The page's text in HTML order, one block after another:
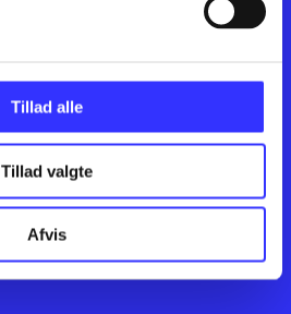
Tillad alle
Tillad valgte
Afvis Feedback
Artikler
Film
Musik
Noder